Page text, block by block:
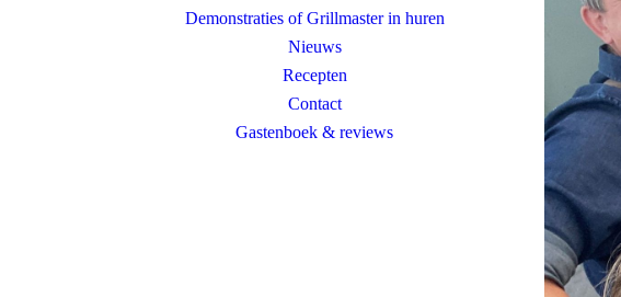
Demonstraties of Grillmaster in huren
Nieuws
Recepten
Contact
Gastenboek & reviews